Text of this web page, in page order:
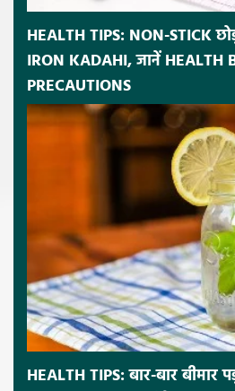
HEALTH TIPS: NON-STICK
IRON KADAHI, जानें HEALTH
PRECAUTIONS
HEALTH TIPS: बार-बार